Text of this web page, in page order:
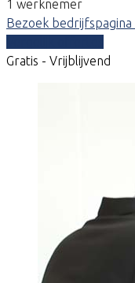
1 werknemer
Bezoek bedrijfspagina
Gratis - Vrijblijvend